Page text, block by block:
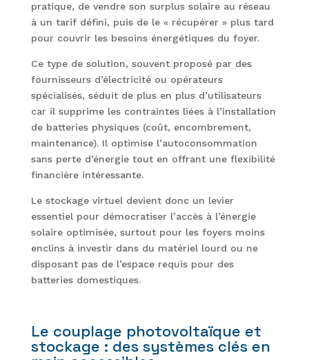
pratique, de vendre son surplus solaire au réseau
à un tarif défini, puis de le « récupérer » plus tard
pour couvrir les besoins énergétiques du foyer.
Ce type de solution, souvent proposé par des
fournisseurs d’électricité ou opérateurs
spécialisés, séduit de plus en plus d’utilisateurs
car il supprime les contraintes liées à l’installation
de batteries physiques (coût, encombrement,
maintenance). Il optimise l’autoconsommation
sans perte d’énergie tout en offrant une flexibilité
financière intéressante.
Le stockage virtuel devient donc un levier
essentiel pour démocratiser l’accès à l’énergie
solaire optimisée, surtout pour les foyers moins
enclins à investir dans du matériel lourd ou ne
disposant pas de l’espace requis pour des
batteries domestiques.
Le couplage photovoltaïque et
stockage : des systèmes clés en